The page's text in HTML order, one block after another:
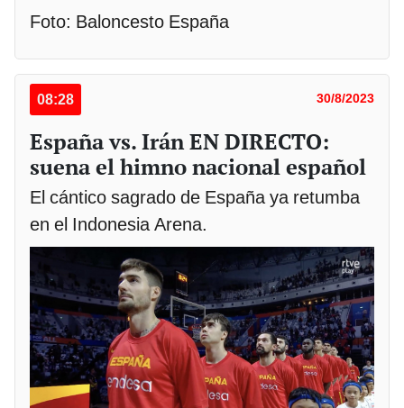
Foto: Baloncesto España
08:28 30/8/2023
España vs. Irán EN DIRECTO:
suena el himno nacional español
El cántico sagrado de España ya retumba
en el Indonesia Arena.